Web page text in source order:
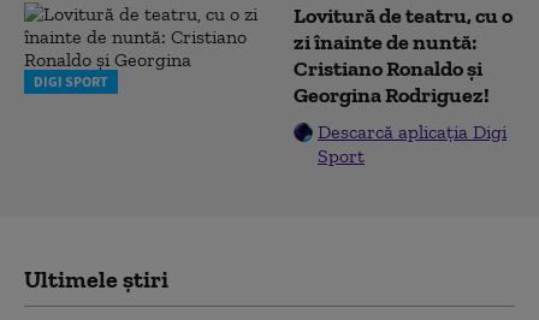
DIGI SPORT
Lovitură de teatru, cu o
zi înainte de nuntă:
Cristiano Ronaldo și
Georgina Rodriguez!
Descarcă aplicația Digi
Sport
Ultimele știri